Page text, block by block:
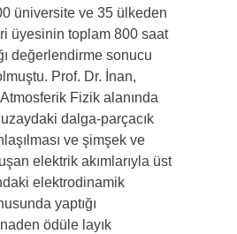
üniversite ve 35 ülkeden
üyesinin toplam 800 saat
değerlendirme sonucu
Prof. Dr. İnan,
Fizik alanında
dalga-parçacık
ve şimşek ve
elektrik akımlarıyla üst
elektrodinamik
yaptığı
ödüle layık